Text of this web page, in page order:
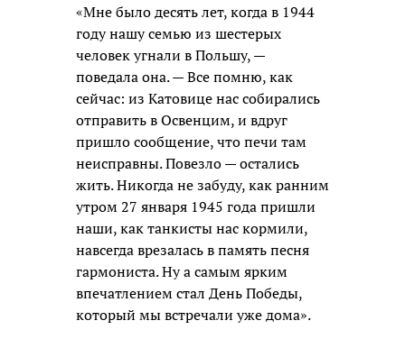
«Мне было десять лет, когда в 1944
году нашу семью из шестерых
человек угнали в Польшу, —
поведала она. — Все помню, как
сейчас: из Катовице нас собирались
отправить в Освенцим, и вдруг
пришло сообщение, что печи там
неисправны. Повезло — остались
жить. Никогда не забуду, как ранним
утром 27 января 1945 года пришли
наши, как танкисты нас кормили,
навсегда врезалась в память песня
гармониста. Ну а самым ярким
впечатлением стал День Победы,
который мы встречали уже дома».